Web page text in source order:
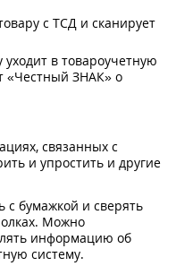
с ТСД и сканирует
в товароучетную
«Честный ЗНАК» о
связанных с
и упростить и другие
с бумажкой и сверять
Можно
информацию об
систему.